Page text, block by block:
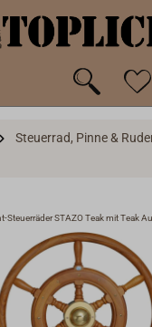
Steuerrad, Pinne &
Steuerräder STAZO Teak mit Teak